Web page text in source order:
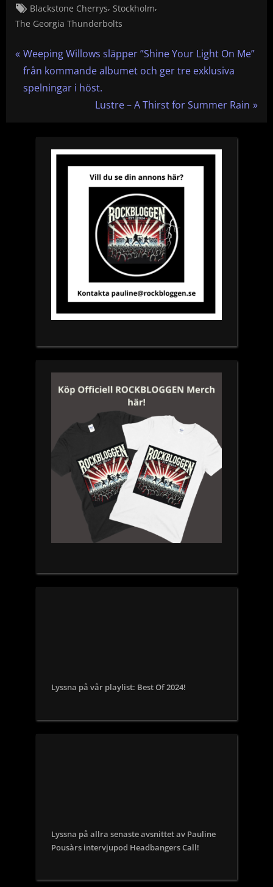
Tags:
Blackstone Cherrys, Stockholm,
The Georgia Thunderbolts
P
r
e
Weeping Willows släpper ”Shine Your Light On Me”
från kommande albumet och ger tre exklusiva
spelningar i höst.
N
t
P
o
t
:
Lustre – A Thirst for Summer Rain
Lyssna på vår playlist: Best Of 2024!
Lyssna på allra senaste avsnittet av Pauline
Pousàrs intervjupod Headbangers Call!